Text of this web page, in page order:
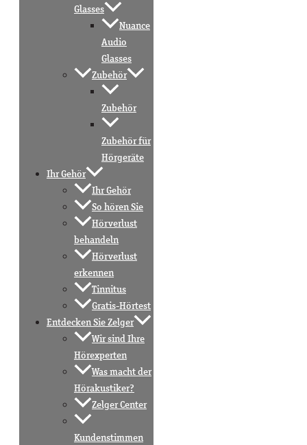
Glasses
Nuance
Audio
Glasses
Zubehör
Zubehör
Zubehör für
Hörgeräte
Ihr Gehör
Ihr Gehör
So hören Sie
Hörverlust
behandeln
Hörverlust
erkennen
Tinnitus
Gratis-Hörtest
Entdecken Sie Zelger
Wir sind Ihre
Hörexperten
Was macht der
Hörakustiker?
Zelger Center
Kundenstimmen